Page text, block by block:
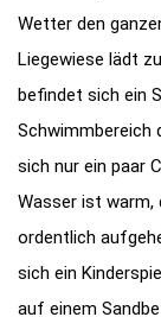
Wetter den
Liegewiese lädt
befindet sich ein
Schwimmbereich
sich nur ein paar
Wasser ist warm,
ordentlich
sich ein
auf einem